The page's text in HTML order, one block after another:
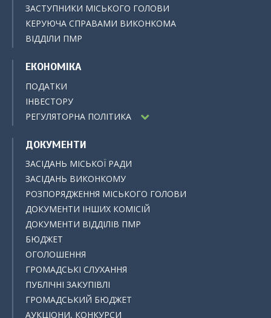
ЗАСТУПНИКИ МІСЬКОГО ГОЛОВИ
КЕРУЮЧА СПРАВАМИ ВИКОНКОМА
ВІДДІЛИ ПМР
ЕКОНОМІКА
ПОДАТКИ
ІНВЕСТОРУ
РЕГУЛЯТОРНА ПОЛІТИКА
ДОКУМЕНТИ
ЗАСІДАНЬ МІСЬКОЇ РАДИ
ЗАСІДАНЬ ВИКОНКОМУ
РОЗПОРЯДЖЕННЯ МІСЬКОГО ГОЛОВИ
ДОКУМЕНТИ ІНШИХ КОМІСІЙ
ДОКУМЕНТИ ВІДДІЛІВ ПМР
БЮДЖЕТ
ОГОЛОШЕННЯ
ГРОМАДСЬКІ СЛУХАННЯ
ПУБЛІЧНІ ЗАКУПІВЛІ
ГРОМАДСЬКИЙ БЮДЖЕТ
АУКЦІОНИ, КОНКУРСИ